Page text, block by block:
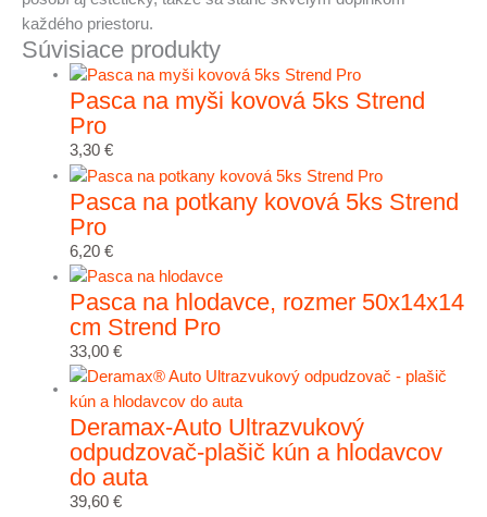
každého priestoru.
Súvisiace produkty
Pasca na myši kovová 5ks Strend
Pro
3,30 €
Pasca na potkany kovová 5ks Strend
Pro
6,20 €
Pasca na hlodavce, rozmer 50x14x14
cm Strend Pro
33,00 €
Deramax-Auto Ultrazvukový
odpudzovač-plašič kún a hlodavcov
do auta
39,60 €